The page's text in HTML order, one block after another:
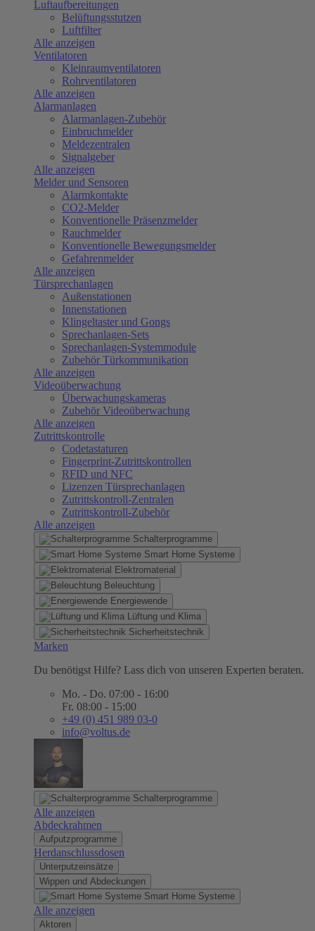
Luftaufbereitungen
Belüftungsstutzen
Luftfilter
Alle anzeigen
Ventilatoren
Kleinraumventilatoren
Rohrventilatoren
Alle anzeigen
Alarmanlagen
Alarmanlagen-Zubehör
Einbruchmelder
Meldezentralen
Signalgeber
Alle anzeigen
Melder und Sensoren
Alarmkontakte
CO2-Melder
Konventionelle Präsenzmelder
Rauchmelder
Konventionelle Bewegungsmelder
Gefahrenmelder
Alle anzeigen
Türsprechanlagen
Außenstationen
Innenstationen
Klingeltaster und Gongs
Sprechanlagen-Sets
Sprechanlagen-Systemmodule
Zubehör Türkommunikation
Alle anzeigen
Videoüberwachung
Überwachungskameras
Zubehör Videoüberwachung
Alle anzeigen
Zutrittskontrolle
Codetastaturen
Fingerprint-Zutrittskontrollen
RFID und NFC
Lizenzen Türsprechanlagen
Zutrittskontroll-Zentralen
Zutrittskontroll-Zubehör
Alle anzeigen
Schalterprogramme
Smart Home Systeme
Elektromaterial
Beleuchtung
Energiewende
Lüftung und Klima
Sicherheitstechnik
Marken
Du benötigst Hilfe? Lass dich von unseren Experten beraten.
Mo. - Do. 07:00 - 16:00
Fr. 08:00 - 15:00
+49 (0) 451 989 03-0
info@voltus.de
Schalterprogramme
Alle anzeigen
Abdeckrahmen
Aufputzprogramme
Herdanschlussdosen
Unterputzeinsätze
Wippen und Abdeckungen
Smart Home Systeme
Alle anzeigen
Aktoren